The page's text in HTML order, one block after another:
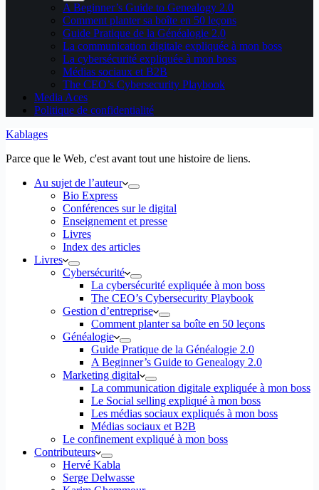
A Beginner’s Guide to Genealogy 2.0
Comment planter sa boîte en 50 leçons
Guide Pratique de la Généalogie 2.0
La communication digitale expliquée à mon boss
La cybersécurité expliquée à mon boss
Médias sociaux et B2B
The CEO’s Cybersecurity Playbook
Media Aces
Politique de confidentialité
Kablages
Parce que le Web, c'est avant tout une histoire de liens.
Au sujet de l’auteur
Bio Express
Conférences sur le digital
Enseignement et presse
Livres
Index des articles
Livres
Cybersécurité
La cybersécurité expliquée à mon boss
The CEO’s Cybersecurity Playbook
Gestion d’entreprise
Comment planter sa boîte en 50 leçons
Généalogie
Guide Pratique de la Généalogie 2.0
A Beginner’s Guide to Genealogy 2.0
Marketing digital
La communication digitale expliquée à mon boss
Le Social selling expliqué à mon boss
Les médias sociaux expliqués à mon boss
Médias sociaux et B2B
Le confinement expliqué à mon boss
Contributeurs
Hervé Kabla
Serge Delwasse